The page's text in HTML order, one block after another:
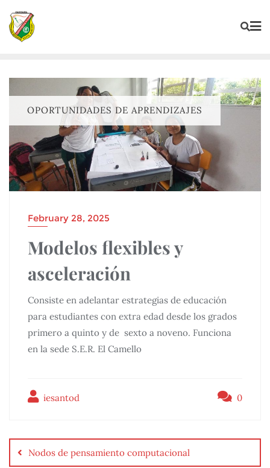
OPORTUNIDADES DE APRENDIZAJES
February 28, 2025
Modelos flexibles y
asceleración
Consiste en adelantar estrategias de educación
para estudiantes con extra edad desde los grados
primero a quinto y de sexto a noveno. Funciona
en la sede S.E.R. El Camello
iesantod 0
Nodos de pensamiento computacional